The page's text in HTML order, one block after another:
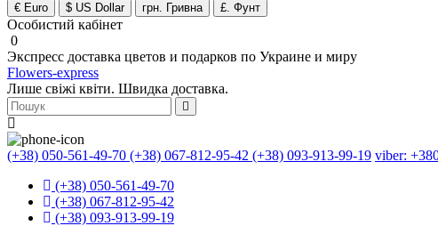
€ Euro
$ US Dollar грн. Гривна £. Фунт
Особистий кабінет
0
Экспресс доставка цветов и подарков по Украине и миру
Flowers-express
Лише свіжі квіти. Швидка доставка.
(+38) 050-561-49-70 (+38) 067-812-95-42 (+38) 093-913-99-19 viber:
(+38) 050-561-49-70
(+38) 067-812-95-42
(+38) 093-913-99-19